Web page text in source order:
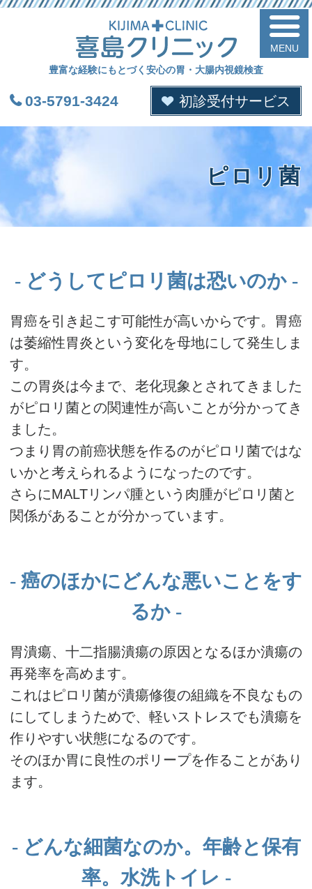
豊富な経験にもとづく安心の胃・大腸内視鏡検査
03-5791-3424 初診受付サービス
ピロリ菌
どうしてピロリ菌は恐いのか
胃癌を引き起こす可能性が高いからです。胃癌
は萎縮性胃炎という変化を母地にして発生しま
す。
この胃炎は今まで、老化現象とされてきました
がピロリ菌との関連性が高いことが分かってき
ました。
つまり胃の前癌状態を作るのがピロリ菌ではな
いかと考えられるようになったのです。
さらにMALTリンパ腫という肉腫がピロリ菌と
関係があることが分かっています。
癌のほかにどんな悪いことをす
るか
胃潰瘍、十二指腸潰瘍の原因となるほか潰瘍の
再発率を高めます。
これはピロリ菌が潰瘍修復の組織を不良なもの
にしてしまうためで、軽いストレスでも潰瘍を
作りやすい状態になるのです。
そのほか胃に良性のポリープを作ることがあり
ます。
どんな細菌なのか。年齢と保有
率。水洗トイレ